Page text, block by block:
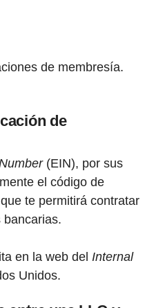
de membresía.
de
(EIN), por sus
el código de
te permitirá contratar
bancarias.
en la web del Internal
Unidos.